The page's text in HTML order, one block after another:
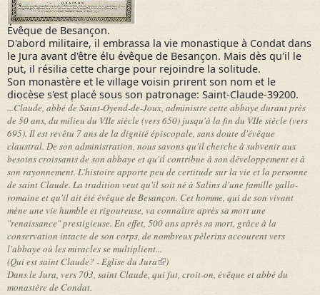
Évêque de Besançon.
D'abord militaire, il embrassa la vie monastique à Condat dans
le Jura avant d'être élu évêque de Besançon. Mais dès qu'il le
put, il résilia cette charge pour rejoindre la solitude.
Son monastère et le village voisin prirent son nom et le
diocèse s'est placé sous son patronage: Saint-Claude-39200.
...Claude, abbé de Saint-Oyend-de-Joux, administre cette abbaye durant près
de 50 ans, du milieu du VIIe siècle (vers 650) jusqu'à la fin du VIIe siècle (vers
695). Il est revêtu 7 ans de la dignité épiscopale, sans doute d'évêque
claustral. De son administration, nous savons qu'il cherche à subvenir aux
besoins croissants de son abbaye et qu'il contribue à son développement et à
son rayonnement. L'histoire apporte peu de certitude sur la vie et la personne
de saint Claude. La tradition veut qu'il soit né à Salins d'une famille gallo-
romaine et qu'il ait été évêque de Besançon. Cet homme, qui de son vivant
mène une vie humble et rigoureuse, va connaître après sa mort une
"renaissance" prestigieuse. En effet, 500 ans après sa mort, grâce à la
conservation intacte de son corps, de nombreux pèlerins accourent vers
l'abbaye où les miracles se multiplient...
(Qui est saint Claude? - Eglise du Jura(link is external)
)
Dans le Jura, vers 703, saint Claude, qui fut, croit-on, évêque et abbé du
monastère de Condat.